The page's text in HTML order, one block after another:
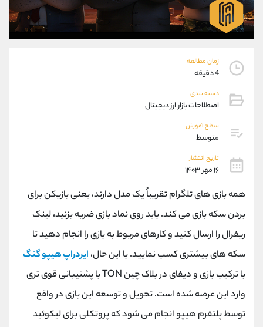
زمان مطالعه
4 دقیقه
دسته بندی
اصطلاحات بازار ارز دیجیتال
سطح آموزش
متوسط
تاریخ انتشار
۱۶ مهر ۱۴۰۳
همه بازی های تلگرام تقریباً یک مدل دارند، یعنی بازیکن برای
بردن سکه بازی می کند. باید روی نماد بازی ضربه بزنید، لینک
ریفرال را ارسال کنید و کارهای مربوط به بازی را انجام دهید تا
سکه های بیشتری کسب نمایید. با این حال، ایردراپ هیپو گنگ
با ترکیب بازی و دیفای در بلاک چینTONبا پشتیبانی قوی تری
وارد این عرصه شده است. تحویل و توسعه این بازی در واقع
توسط پلتفرم هیپو انجام می شود که پروتکلی برای لیکوئید
09194198792
واتساپ شروع گفتگو
تلگرام @Armteam_admin_33
پشتیبان فروش
موبایل
اطلاعات تماس
تلفن 021-22021030
021-22021040
بدون پیش شماره
اینستاگرام @alireza.mehrabii
کانال تلگرام @alirezamehrabi_com
@alirezamehrabi_official